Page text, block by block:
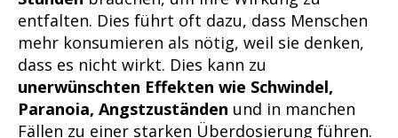
entfalten. Dies führt oft dazu, dass Menschen
mehr konsumieren als nötig, weil sie denken,
dass es nicht wirkt. Dies kann zu
unerwünschten Effekten wie Schwindel,
Paranoia, Angstzuständen und in manchen
Fällen zu einer starken Überdosierung führen.